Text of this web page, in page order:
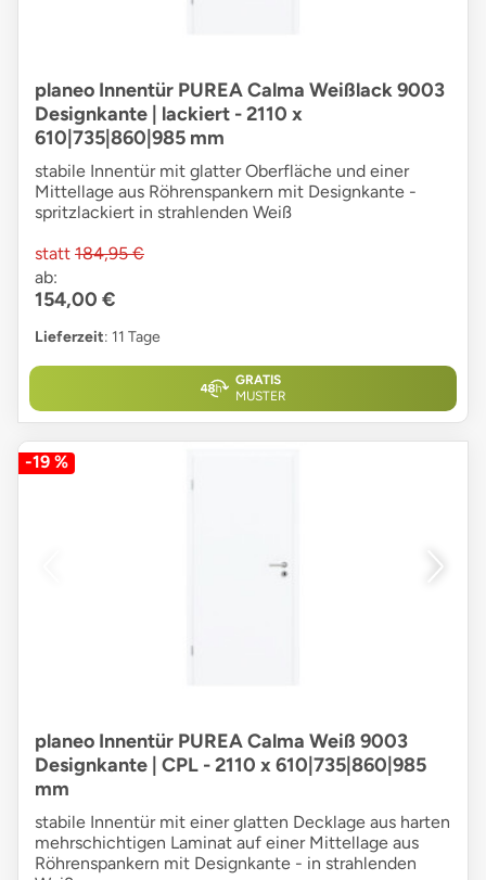
planeo Innentür PUREA Calma Weißlack 9003
Designkante | lackiert - 2110 x
610|735|860|985 mm
stabile Innentür mit glatter Oberfläche und einer
Mittellage aus Röhrenspankern mit Designkante -
spritzlackiert in strahlenden Weiß
statt 184,95 €
ab:
154,00 €
Lieferzeit: 11 Tage
GRATIS
MUSTER
-19 %
planeo Innentür PUREA Calma Weiß 9003
Designkante | CPL - 2110 x 610|735|860|985
mm
stabile Innentür mit einer glatten Decklage aus harten
mehrschichtigen Laminat auf einer Mittellage aus
Röhrenspankern mit Designkante - in strahlenden